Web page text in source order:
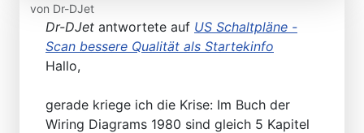
von Dr-DJet
Dr-DJet antwortete auf US Schaltpläne -
Scan bessere Qualität als Startekinfo
Hallo,
gerade kriege ich die Krise: Im Buch der
Wiring Diagrams 1980 sind gleich 5 Kapitel